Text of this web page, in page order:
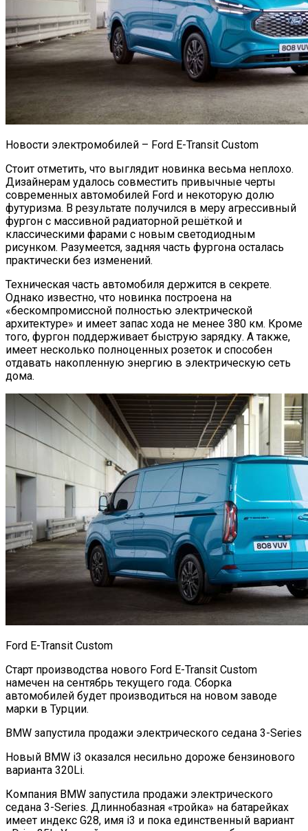
Новости электромобилей – Ford E-Transit Custom
Стоит отметить, что выглядит новинка весьма неплохо.
Дизайнерам удалось совместить привычные черты
современных автомобилей Ford и некоторую долю
футуризма. В результате получился в меру агрессивный
фургон с массивной радиаторной решёткой и
классическими фарами с новым светодиодным
рисунком. Разумеется, задняя часть фургона осталась
практически без изменений.
Техническая часть автомобиля держится в секрете.
Однако известно, что новинка построена на
«бескомпромиссной полностью электрической
архитектуре» и имеет запас хода не менее 380 км. Кроме
того, фургон поддерживает быструю зарядку. А также,
имеет несколько полноценных розеток и способен
отдавать накопленную энергию в электрическую сеть
дома.
Ford E-Transit Custom
Старт производства нового Ford E-Transit Custom
намечен на сентябрь текущего года. Сборка
автомобилей будет производиться на новом заводе
марки в Турции.
BMW запустила продажи электрического седана 3-Series
Новый BMW i3 оказался несильно дороже бензинового
варианта 320Li.
Компания BMW запустила продажи электрического
седана 3-Series. Длиннобазная «тройка» на батарейках
имеет индекс G28, имя i3 и пока единственный вариант